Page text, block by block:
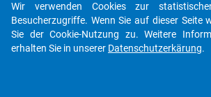
Wir verwenden Cookies zur
Besucherzugriffe. Wenn Sie auf dieser Seite
Sie der Cookie-Nutzung zu. Weitere
erhalten Sie in unserer Datenschutzerkärung.